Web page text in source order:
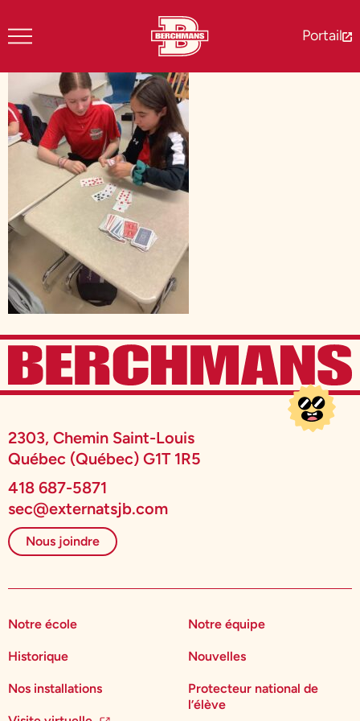
Portail
2303, Chemin Saint-Louis
Québec (Québec) G1T 1R5
418 687-5871
sec@externatsjb.com
Nous joindre
Notre école
Historique
Nos installations
Notre équipe
Nouvelles
Protecteur national de
l’élève